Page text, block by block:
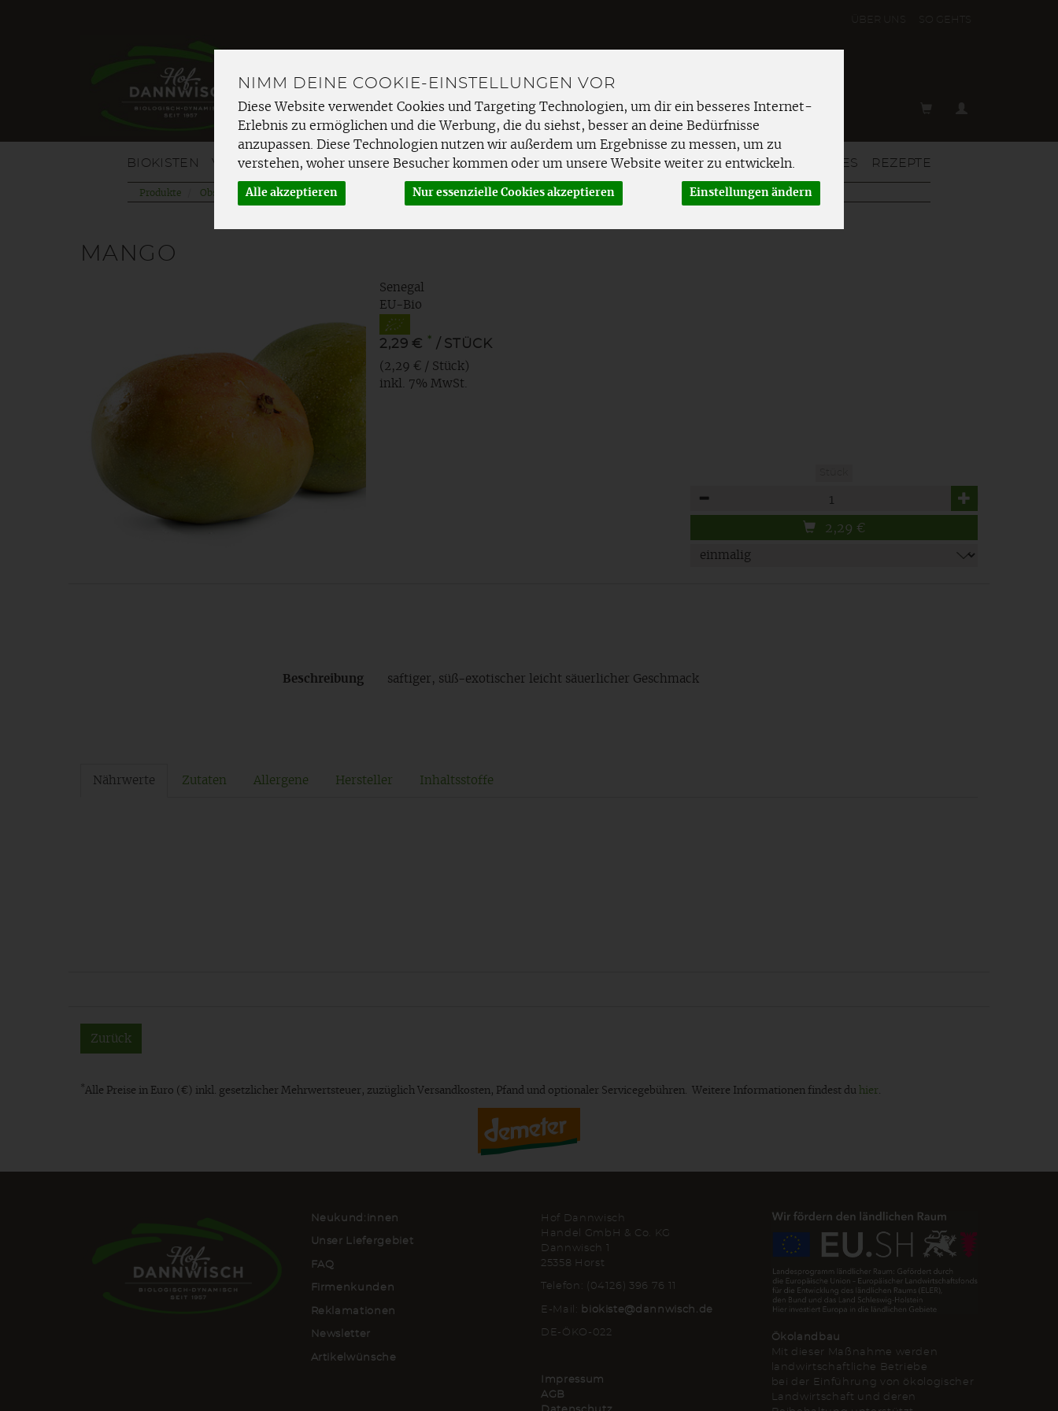
NIMM DEINE COOKIE-EINSTELLUNGEN VOR
Diese Website verwendet Cookies und Targeting Technologien, um dir ein besseres Internet-
Erlebnis zu ermöglichen und die Werbung, die du siehst, besser an deine Bedürfnisse
anzupassen. Diese Technologien nutzen wir außerdem um Ergebnisse zu messen, um zu
verstehen, woher unsere Besucher kommen oder um unsere Website weiter zu entwickeln.
Alle akzeptieren Nur essenzielle Cookies akzeptieren Einstellungen ändern
Produkt
BIOKISTEN VOM HOF OBST GEMÜSE FRISCHETHEKE SPEISEKAMMER HAUSHALT & MEHR AKTUELLES REZEPTE
Produkte Obst Südfrüchte
MANGO
Senegal
EU-Bio
2,29 € * / STÜCK
(2,29 € / Stück)
inkl. 7% MwSt.
2,29 €
Beschreibung saftiger, süß-exotischer leicht säuerlicher Geschmack
Nährwerte Zutaten Allergene Hersteller Inhaltsstoffe
Zurück
*Alle Preise in Euro (€) inkl. gesetzlicher Mehrwertsteuer, zuzüglich Versandkosten, Pfand und optionaler Servicegebühren. Weitere Informationen findest du hier.
Neukund:innen
Unser Liefergebiet
FAQ
Firmenkunden
Reklamationen
Newsletter
Artikelwünsche
Hof Dannwisch
Handel GmbH & Co. KG
Dannwisch 1
25358 Horst
Telefon: (04126) 396 76 11
E-Mail: biokiste@dannwisch.de
DE-ÖKO-022
Impressum
AGB
Ökolandbau
Mit dieser Maßnahme werden
landwirtschaftliche Betriebe
bei der Einführung von ökologischer
Landwirtschaft und deren